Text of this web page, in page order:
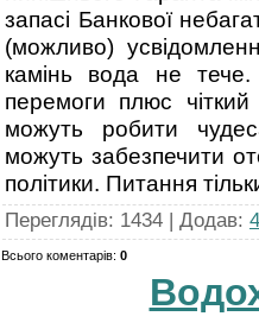
запасі Банкової
(можливо)
камінь вода не
перемоги плюс чіткий
можуть робити
можуть забезпечити
політики. Питання
Переглядів: 1434 | Додав:
Всього коментарів: 0